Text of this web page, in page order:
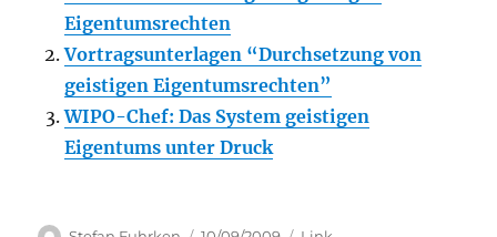
Eigentumsrechten
Vortragsunterlagen “Durchsetzung von
geistigen Eigentumsrechten”
WIPO-Chef: Das System geistigen
Eigentums unter Druck